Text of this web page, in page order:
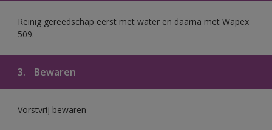
Reinig gereedschap eerst met water en daarna met Wapex
509.
3. Bewaren
Vorstvrij bewaren